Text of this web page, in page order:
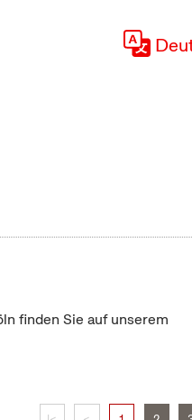
finden Sie auf unserem